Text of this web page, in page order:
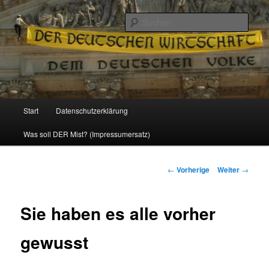
Reizzentrum
Politik, Wirtschaft, Soziales und Gesellschaft
Zum
Inhalt
Start Datenschutzerklärung
Was soll DER Mist? (Impressumersatz)
Beitrags-
← Vorherige Weiter →
Sie haben es alle vorher
gewusst